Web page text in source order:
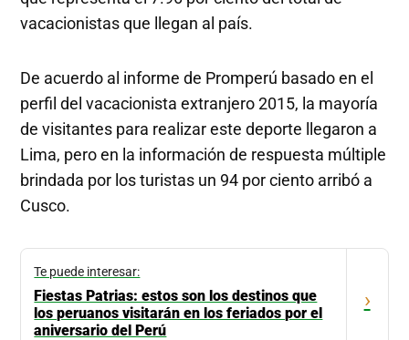
vacacionistas que llegan al país.
De acuerdo al informe de Promperú basado en el
perfil del vacacionista extranjero 2015, la mayoría
de visitantes para realizar este deporte llegaron a
Lima, pero en la información de respuesta múltiple
brindada por los turistas un 94 por ciento arribó a
Cusco.
Te puede interesar:
Fiestas Patrias: estos son los destinos que
los peruanos visitarán en los feriados por el
aniversario del Perú
›